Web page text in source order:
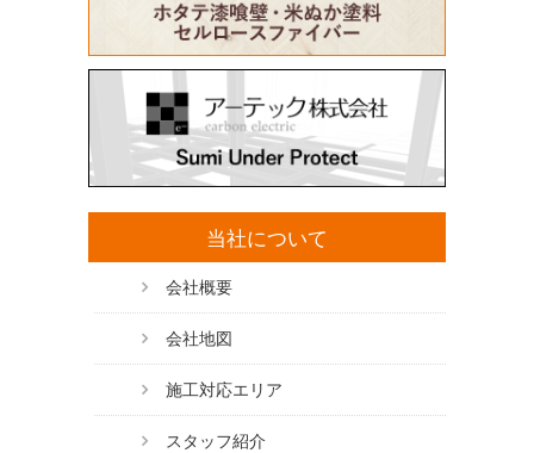
当社について
会社概要
会社地図
施工対応エリア
スタッフ紹介